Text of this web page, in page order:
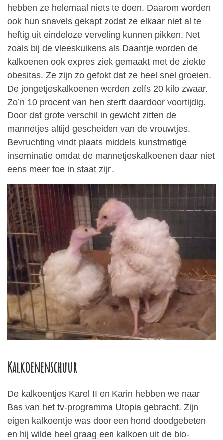
hebben ze helemaal niets te doen. Daarom worden
ook hun snavels gekapt zodat ze elkaar niet al te
heftig uit eindeloze verveling kunnen pikken. Net
zoals bij de vleeskuikens als Daantje worden de
kalkoenen ook expres ziek gemaakt met de ziekte
obesitas. Ze zijn zo gefokt dat ze heel snel groeien.
De jongetjeskalkoenen worden zelfs 20 kilo zwaar.
Zo’n 10 procent van hen sterft daardoor voortijdig.
Door dat grote verschil in gewicht zitten de
mannetjes altijd gescheiden van de vrouwtjes.
Bevruchting vindt plaats middels kunstmatige
inseminatie omdat de mannetjeskalkoenen daar niet
eens meer toe in staat zijn.
Kalkoenenschuur
De kalkoentjes Karel II en Karin hebben we naar
Bas van het tv-programma Utopia gebracht. Zijn
eigen kalkoentje was door een hond doodgebeten
en hij wilde heel graag een kalkoen uit de bio-